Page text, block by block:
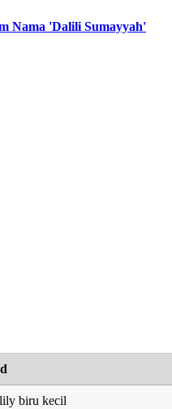
Nama 'Dalili Sumayyah'
biru kecil